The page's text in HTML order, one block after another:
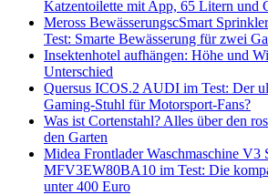
Katzentoilette mit App, 65 Litern und
Meross BewässerungscSmart
Test: Smarte Bewässerung für zwei
Insektenhotel aufhängen: Höhe und
Unterschied
Quersus ICOS.2 AUDI im Test: Der
Gaming-Stuhl für Motorsport-Fans?
Was ist Cortenstahl? Alles über den
den Garten
Midea Frontlader Waschmaschine V3
MFV3EW80BA10 im Test: Die
unter 400 Euro